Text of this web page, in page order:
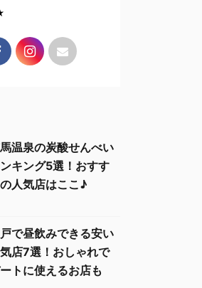
温泉の炭酸せんべい
キング5選！おすす
人気店はここ♪
で昼飲みできる安い
店7選！おしゃれで
トに使えるお店も